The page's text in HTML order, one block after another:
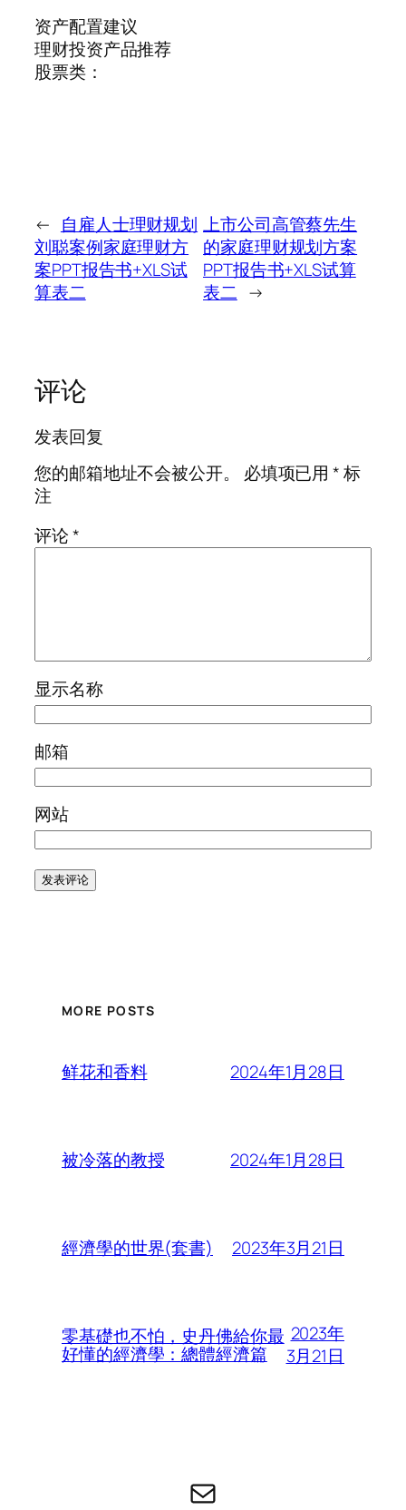
资产配置建议
理财投资产品推荐
股票类：
← 自雇人士理财规划
刘聪案例家庭理财方
案PPT报告书+XLS试
算表二
上市公司高管蔡先生
的家庭理财规划方案
PPT报告书+XLS试算
表二 →
评论
发表回复
您的邮箱地址不会被公开。
必填项已用*标
注
评论*
显示名称
邮箱
网站
MORE POSTS
鲜花和香料 2024年1月28日
被冷落的教授 2024年1月28日
經濟學的世界(套書) 2023年3月21日
零基礎也不怕，史丹佛給你最
好懂的經濟學：總體經濟篇
2023年
3月21日
电子邮件